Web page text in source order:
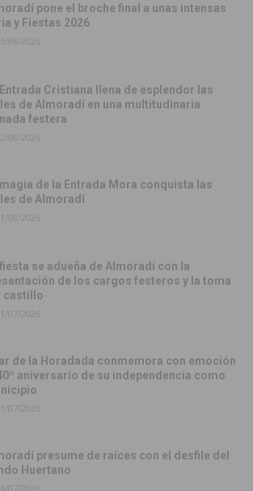
pone el broche final a unas intensas
y Fiestas 2026
08/2026
Entrada Cristiana llena de esplendor las
de Almoradí en una multitudinaria
festera
08/2026
magia de la Entrada Mora conquista las
de Almoradí
08/2026
fiesta se adueña de Almoradí con la
de los cargos festeros y la toma
castillo
07/2026
de la Horadada conmemora con emoción
aniversario de su independencia como
07/2026
presume de raíces con el desfile del
Huertano
07/2026